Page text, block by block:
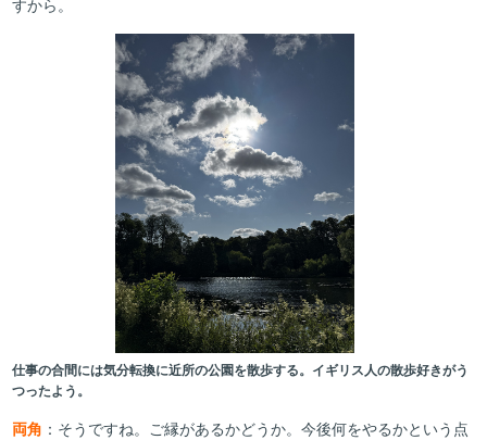
すから。
仕事の合間には気分転換に近所の公園を散歩する。イギリス人の散歩好きがう
つったよう。
両角 ：そうですね。ご縁があるかどうか。今後何をやるかという点